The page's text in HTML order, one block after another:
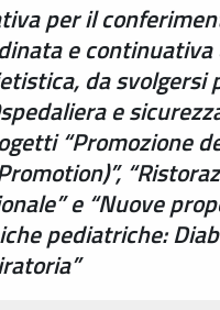
per il
e
da svolgersi
e
“Promozione
e “Nuove
pediatriche: